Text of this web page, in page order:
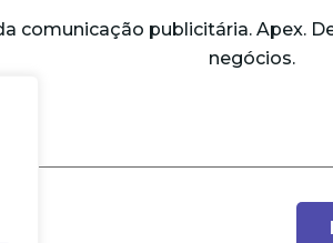
comunicação publicitária. Apex.
negócios.